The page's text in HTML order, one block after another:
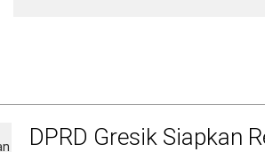
DPRD Gresik Siapkan